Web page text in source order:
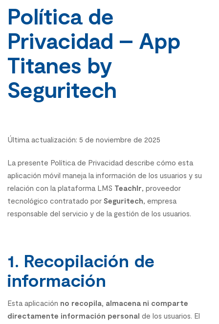
Política de
Privacidad – App
Titanes by
Seguritech
Última actualización: 5 de noviembre de 2025
La presente Política de Privacidad describe cómo esta
aplicación móvil maneja la información de los usuarios y su
relación con la plataforma LMS Teachlr, proveedor
tecnológico contratado por Seguritech, empresa
responsable del servicio y de la gestión de los usuarios.
1. Recopilación de
información
Esta aplicación no recopila, almacena ni comparte
directamente información personal de los usuarios. El